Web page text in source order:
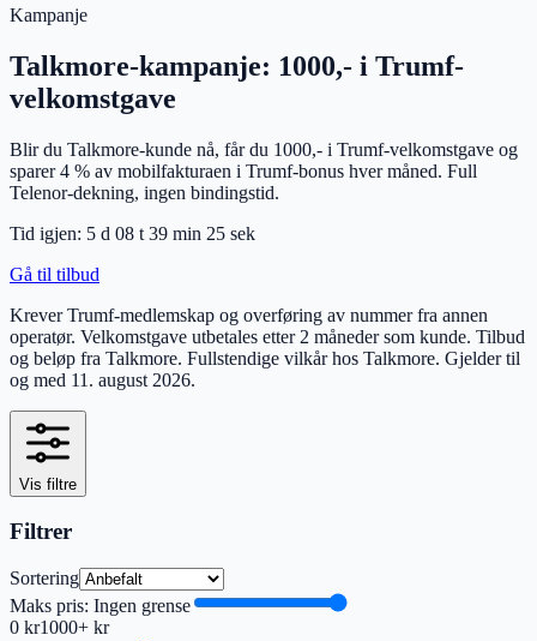
Kampanje
Talkmore-kampanje: 1000,- i Trumf-
velkomstgave
Blir du Talkmore-kunde nå, får du 1000,- i Trumf-velkomstgave og
sparer 4 % av mobilfakturaen i Trumf-bonus hver måned. Full
Telenor-dekning, ingen bindingstid.
Tid igjen: 5 d 08 t 39 min 24 sek
Gå til tilbud
Krever Trumf-medlemskap og overføring av nummer fra annen
operatør. Velkomstgave utbetales etter 2 måneder som kunde. Tilbud
og beløp fra Talkmore. Fullstendige vilkår hos Talkmore. Gjelder til
og med 11. august 2026.
Vis filtre
Filtrer
Sortering
Maks pris: Ingen grense
0 kr1000+ kr